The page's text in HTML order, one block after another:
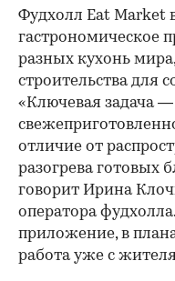
Фудхолл Eat Market
гастрономическое
разных кухонь
строительства для
«Ключевая задача
отличие от
разогрева готовых
говорит Ирина
оператора
приложение, в
работа уже с